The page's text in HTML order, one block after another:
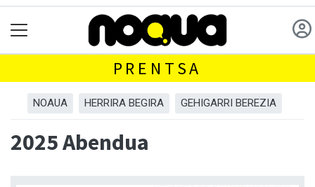
PRENTSA
NOAUA HERRIRA BEGIRA GEHIGARRI BEREZIA
2025 Abendua